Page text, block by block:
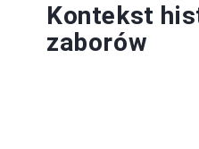
Kontekst
zaborów